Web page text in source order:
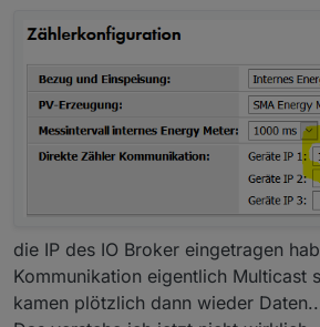
die IP des IO Broker eingetragen
Kommunikation eigentlich Multicast
kamen plötzlich dann wieder